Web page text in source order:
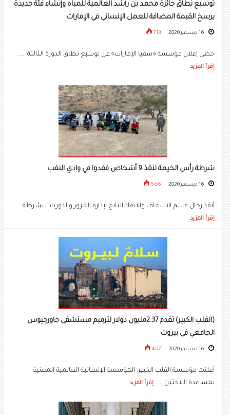
توسيع نطاق جائزة محمد بن راشد العالمية للمياه وإنشاء فئة جديدة
يرسخ القيمة المضافة للعمل الإنساني في الإمارات
713
حظي إعلان مؤسسة «سقيا الإمارات» عن توسيع نطاق الدورة الثالثة .....
إقرأ المزيد
شرطة رأس الخيمة تنقذ 9 أشخاص فقدوا في وادي النقب
566
أنقذ رجال قسم الاسعاف والانقاذ التابع لإدارة المرور والدوريات بشرطة .....
إقرأ المزيد
(القلب الكبير) تقدم 2.37مليون دولار لترميم مستشفى جاورجيوس
الجامعي في بيروت
467
أعلنت مؤسسة القلب الكبير، المؤسسة الإنسانية العالمية المعنية
بمساعدة اللاجئين ..... إقرأ المزيد